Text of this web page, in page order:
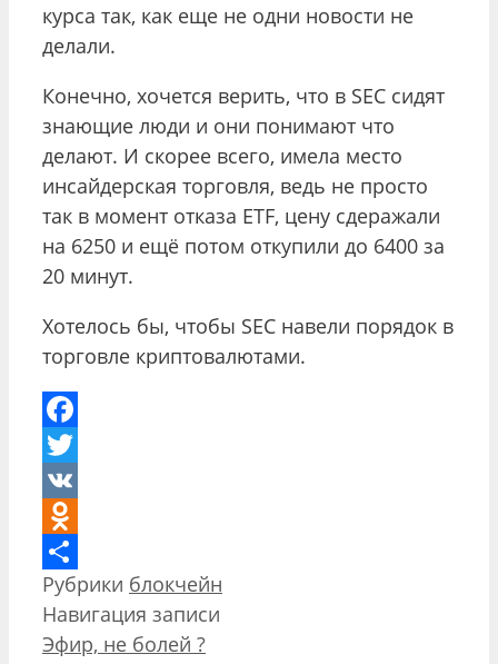
курса так, как еще не одни новости не
делали.
Конечно, хочется верить, что в SEC сидят
знающие люди и они понимают что
делают. И скорее всего, имела место
инсайдерская торговля, ведь не просто
так в момент отказа ETF, цену сдеражали
на 6250 и ещё потом откупили до 6400 за
20 минут.
Хотелось бы, чтобы SEC навели порядок в
торговле криптовалютами.
Facebook
Twitter
VK
Odnoklassniki
Отправить
Рубрики блокчейн
Навигация записи
​​Эфир, не болей ?